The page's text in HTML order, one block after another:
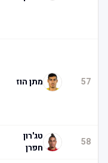
57 מתן הוז
58
טג'רון
חפרן